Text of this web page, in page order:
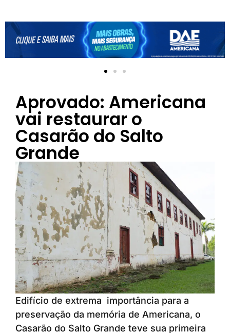
Aprovado: Americana
vai restaurar o
Casarão do Salto
Grande
Edifício de extrema importância para a
preservação da memória de Americana, o
Casarão do Salto Grande teve sua primeira